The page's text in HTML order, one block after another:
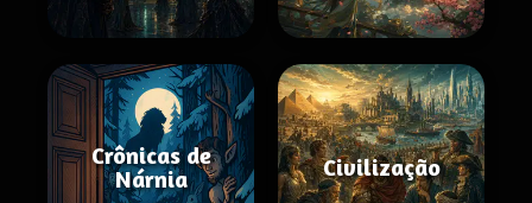
Crônicas de
Nárnia
Civilização